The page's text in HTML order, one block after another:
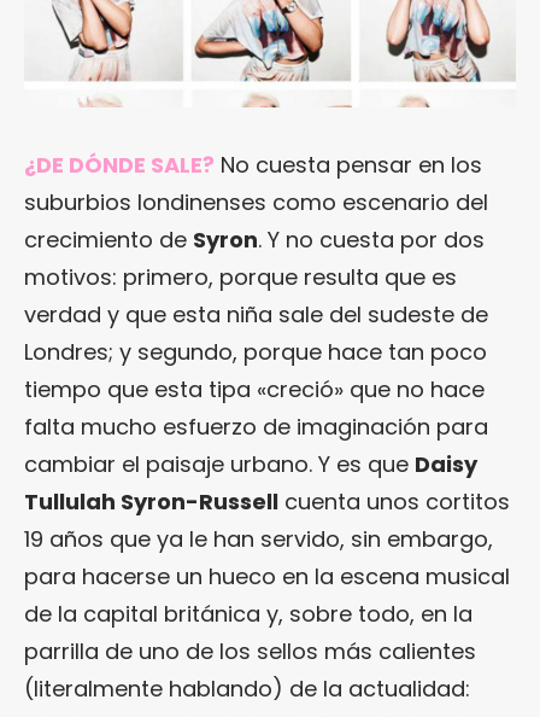
¿DE DÓNDE SALE? No cuesta pensar en los
suburbios londinenses como escenario del
crecimiento de Syron. Y no cuesta por dos
motivos: primero, porque resulta que es
verdad y que esta niña sale del sudeste de
Londres; y segundo, porque hace tan poco
tiempo que esta tipa «creció» que no hace
falta mucho esfuerzo de imaginación para
cambiar el paisaje urbano. Y es que Daisy
Tullulah Syron-Russell cuenta unos cortitos
19 años que ya le han servido, sin embargo,
para hacerse un hueco en la escena musical
de la capital británica y, sobre todo, en la
parrilla de uno de los sellos más calientes
(literalmente hablando) de la actualidad: